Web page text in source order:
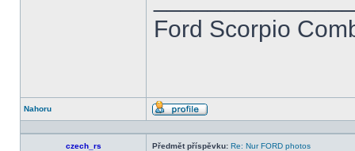
Ford Scorpio
Nahoru
Profil
czech_rs Předmět příspěvku: Re: Nur FORD photos